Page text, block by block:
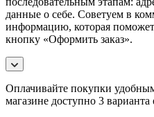
данные о себе. Советуем в
информацию, которая
кнопку «Оформить заказ».
Оплачивайте покупки
магазине доступно 3 варианта